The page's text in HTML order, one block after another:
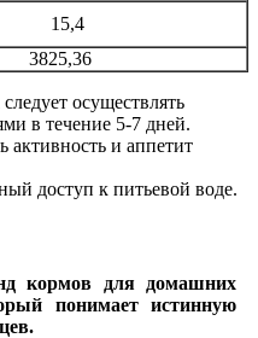
15,4
3825,36
осуществлять
в течение 5-7 дней.
и аппетит
доступ к питьевой воде.
кормов для домашних
понимает истинную